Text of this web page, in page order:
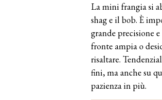
La mini frangia si
shag e il bob. È
grande precisione
fronte ampia o
risaltare.
fini, ma anche su
pazienza in più.